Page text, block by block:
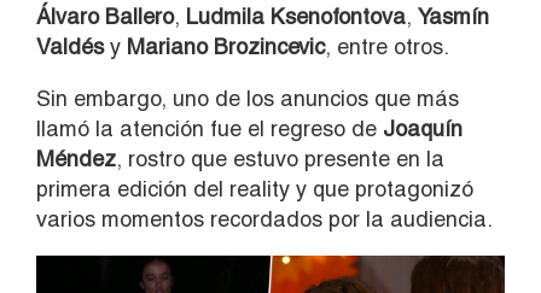
Álvaro Ballero, Ludmila Ksenofontova, Yasmín
Valdésy Mariano Brozincevic, entre otros.
Sin embargo, uno de los anuncios que más
llamó la atención fue el regreso de Joaquín
Méndez, rostro que estuvo presente en la
primera edición del reality y que protagonizó
varios momentos recordados por la audiencia.